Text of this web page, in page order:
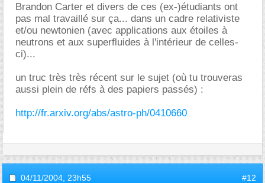
Brandon Carter et divers de ces (ex-)étudiants ont
pas mal travaillé sur ça... dans un cadre relativiste
et/ou newtonien (avec applications aux étoiles à
neutrons et aux superfluides à l'intérieur de celles-
ci)...
un truc très très récent sur le sujet (où tu trouveras
aussi plein de réfs à des papiers passés) :
http://fr.arxiv.org/abs/astro-ph/0410660
04/11/2004, 23h55 #12